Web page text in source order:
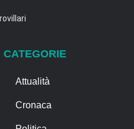
CATEGORIE
Attualità
Cronaca